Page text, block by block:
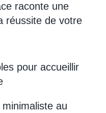
raconte une
réussite de votre
pour accueillir
minimaliste au